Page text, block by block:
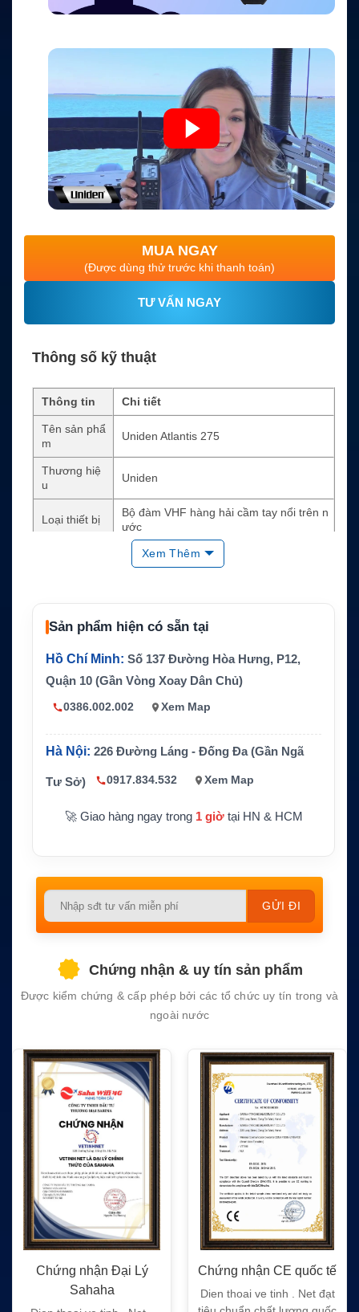
MUA NGAY
(Được dùng thử trước khi thanh toán)
TƯ VẤN NGAY
Thông số kỹ thuật
Thông tin Chi tiết
Tên sản phẩ
m
Uniden Atlantis 275
Thương hiệ
u
Uniden
Loại thiết bị
Bộ đàm VHF hàng hải cầm tay nổi trên n
ước
6W / 2.5W / 1W
Kênh thời tiế
Pin Lithium-Ion 7.4V 1200mAh
Chống nước IPX8, khoảng 4.9ft trong 30 phút
Kích thước, t
rọng lượng
Tính năng c
hính
Floating, LCD lớn, Dual Watch, Triple Wat
ch, Memory Scan, SOS/Strobe
Xem Thêm
Sản phẩm hiện có sẵn tại
Hồ Chí Minh: Số 137 Đường Hòa Hưng, P12,
Quận 10 (Gần Vòng Xoay Dân Chủ)
0386.002.002 Xem Map
Hà Nội: 226 Đường Láng - Đống Đa (Gần Ngã
Tư Sở) 0917.834.532 Xem Map
🚀 Giao hàng ngay trong 1 giờtại HN & HCM
Please
empty.
Chứng nhận & uy tín sản phẩm
Được kiểm chứng & cấp phép bởi các tổ chức uy tín trong và
ngoài nước
Đại Lý
Chứng nhận CE quốc tế
Dien thoai ve tinh . Net đạt
Chứng nhận
Dien thoai ve